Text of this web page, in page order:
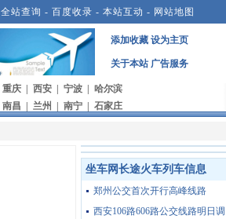
全站查询 - 百度收录 - 本站互动 - 网站地图
添加收藏 设为主页
关于本站 广告服务
重庆 西安 宁波
哈尔滨
南昌 兰州 南宁 石家庄
坐车网长途火车列车信息
郑州公交首次开行高峰线路
西安106路606路公交线路明日调